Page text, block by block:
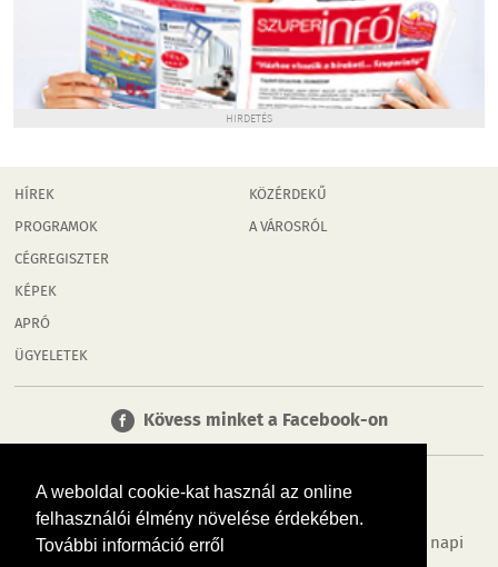
A weboldal cookie-kat használ az online
felhasználói élmény növelése érdekében.
További információ erről
HIRDETÉS
HÍREK
PROGRAMOK
CÉGREGISZTER
KÉPEK
APRÓ
ÜGYELETEK
KÖZÉRDEKŰ
A VÁROSRÓL
Kövess minket a Facebook-on
Tudj meg többet városodról! Hírek, programok, képek, napi